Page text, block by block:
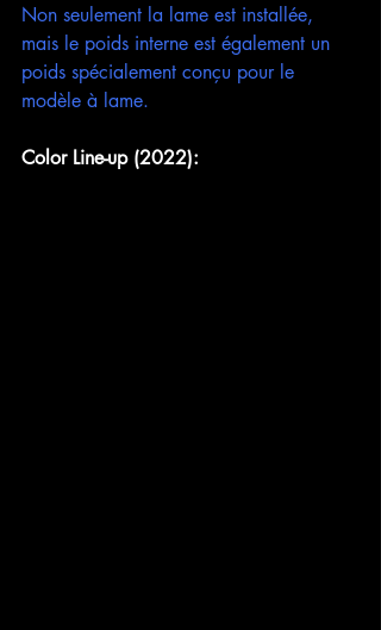
Non seulement la lame est installée,
mais le poids interne est également un
poids spécialement conçu pour le
modèle à lame.
Color Line-up (2022):